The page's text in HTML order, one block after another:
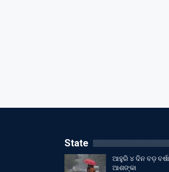
State
ଆହୁରି ୪ ଦିନ ବଡ଼ ବର୍ଷା
ଆଶଙ୍କା